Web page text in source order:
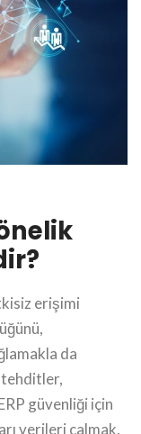
erişimi
da
tehditler,
güvenliği için
verileri çalmak,